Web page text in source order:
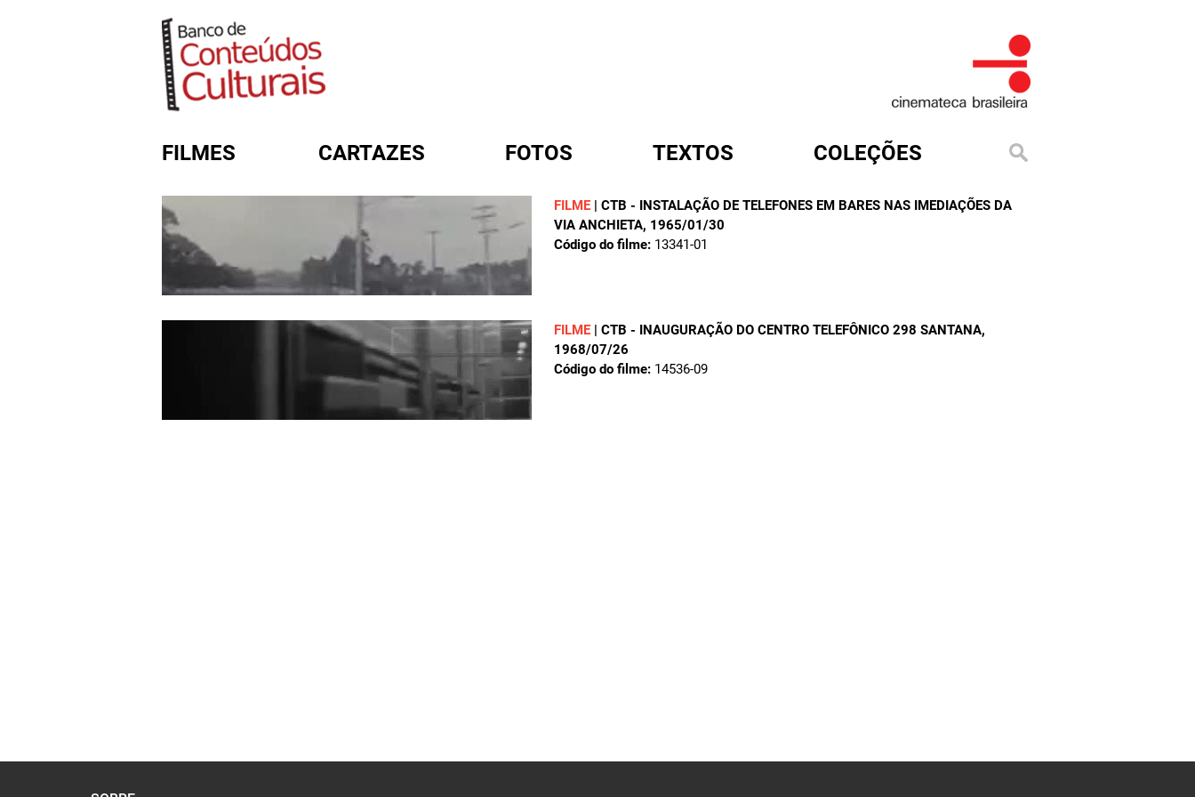
FILMES CARTAZES FOTOS TEXTOS COLEÇÕES
FILME | CTB - INSTALAÇÃO DE TELEFONES EM BARES NAS IMEDIAÇÕES DA
VIA ANCHIETA, 1965/01/30
Código do filme: 13341-01
FILME | CTB - INAUGURAÇÃO DO CENTRO TELEFÔNICO 298 SANTANA,
1968/07/26
Código do filme: 14536-09
FORMULÁRIO DE BUSCA